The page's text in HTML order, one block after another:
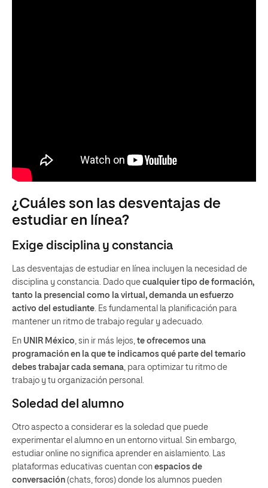
¿Cuáles son las desventajas de
estudiar en línea?
Exige disciplina y constancia
Las desventajas de estudiar en línea incluyen la necesidad de
disciplina y constancia. Dado que cualquier tipo de formación,
tanto la presencial como la virtual, demanda un esfuerzo
activo del estudiante . Es fundamental la planificación para
mantener un ritmo de trabajo regular y adecuado.
En UNIR México , sin ir más lejos, te ofrecemos una
programación en la que te indicamos qué parte del temario
debes trabajar cada semana , para optimizar tu ritmo de
trabajo y tu organización personal.
Soledad del alumno
Otro aspecto a considerar es la soledad que puede
experimentar el alumno en un entorno virtual. Sin embargo,
estudiar online no significa aprender en aislamiento. Las
plataformas educativas cuentan con espacios de
conversación (chats, foros) donde los alumnos pueden